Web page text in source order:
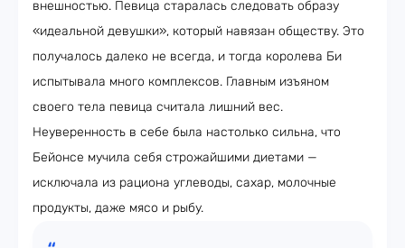
внешностью. Певица старалась следовать образу
«идеальной девушки», который навязан обществу. Это
получалось далеко не всегда, и тогда королева Би
испытывала много комплексов. Главным изъяном
своего тела певица считала лишний вес.
Неуверенность в себе была настолько сильна, что
Бейонсе мучила себя строжайшими диетами —
исключала из рациона углеводы, сахар, молочные
продукты, даже мясо и рыбу.